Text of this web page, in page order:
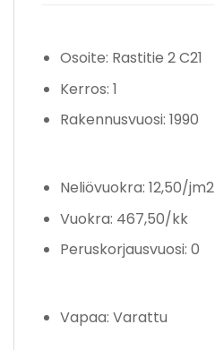
Osoite: Rastitie 2 C21
Kerros: 1
Rakennusvuosi: 1990
Neliövuokra: 12,50/jm2
Vuokra: 467,50/kk
Peruskorjausvuosi: 0
Vapaa: Varattu